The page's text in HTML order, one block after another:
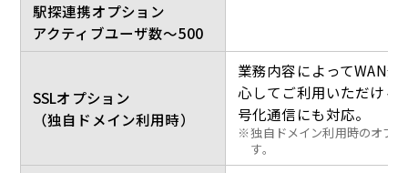
駅探連携オプション
アクティブユーザ数～500
SSLオプション
（独自ドメイン利用時）
業務内容によってWAN外
心してご利用いただける
号化通信にも対応。
※独自ドメイン利用時のオプ
す。